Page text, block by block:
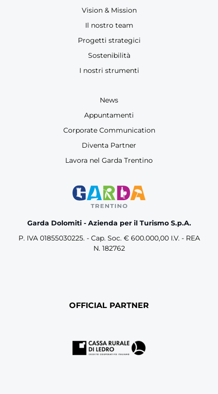
Garda Dolomiti - Azienda per il Turismo S.p.A.
P. IVA 01855030225. - Cap. Soc. € 600.000,00 I.V. - REA
N. 182762
Vision & Mission
Il nostro team
Progetti strategici
Sostenibilità
I nostri strumenti
News
Appuntamenti
Corporate Communication
Diventa Partner
Lavora nel Garda Trentino
OFFICIAL PARTNER